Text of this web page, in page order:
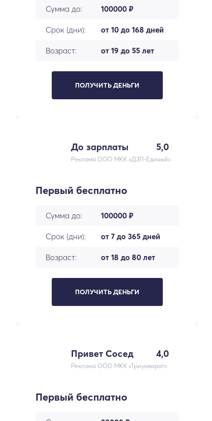
Сумма до: 100000 ₽
Срок (дни): от 10 до 168 дней
Возраст: от 19 до 55 лет
ПОЛУЧИТЬ ДЕНЬГИ
До зарплаты 5,0
Реклама ООО МКК «ДЗП-Единый»
Первый бесплатно
Сумма до: 100000 ₽
Срок (дни): от 7 до 365 дней
Возраст: от 18 до 80 лет
ПОЛУЧИТЬ ДЕНЬГИ
Привет Сосед 4,0
Реклама ООО МКК «Триумвират»
Первый бесплатно